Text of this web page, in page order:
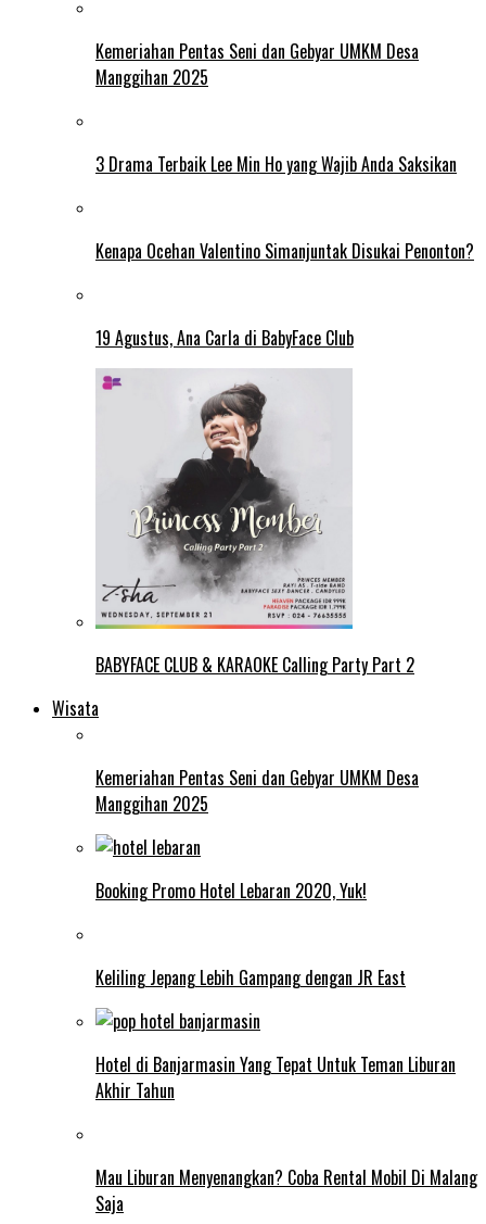
Kemeriahan Pentas Seni dan Gebyar UMKM Desa
Manggihan 2025
3 Drama Terbaik Lee Min Ho yang Wajib Anda Saksikan
Kenapa Ocehan Valentino Simanjuntak Disukai Penonton?
19 Agustus, Ana Carla di BabyFace Club
BABYFACE CLUB & KARAOKE Calling Party Part 2
Wisata
Kemeriahan Pentas Seni dan Gebyar UMKM Desa
Manggihan 2025
Booking Promo Hotel Lebaran 2020, Yuk!
Keliling Jepang Lebih Gampang dengan JR East
Hotel di Banjarmasin Yang Tepat Untuk Teman Liburan
Akhir Tahun
Mau Liburan Menyenangkan? Coba Rental Mobil Di Malang
Saja